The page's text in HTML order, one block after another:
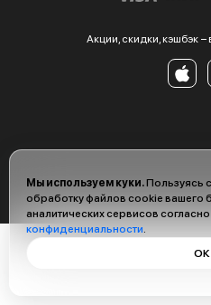
Мы используем куки.Пользуясь
обработку файлов cookie вашего
аналитических сервисов
конфиденциальности.
ОК
Акции, скидки, кэшбэк